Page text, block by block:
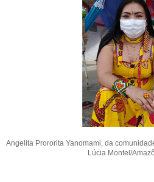
Angelita Prororita Yanomami, da
Lúcia Montel/